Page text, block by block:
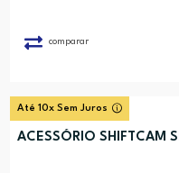
comparar
Até 10x Sem Juros
ACESSÓRIO SHIFTCAM